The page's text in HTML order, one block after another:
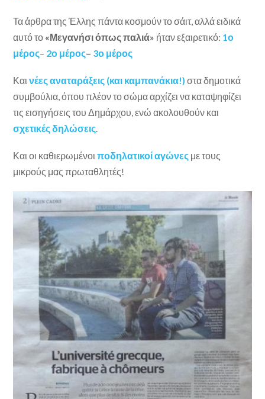
Τα άρθρα της Έλλης πάντα κοσμούν το σάιτ, αλλά ειδικά
αυτό το «Μεγανήσι όπως παλιά» ήταν εξαιρετικό: 1ο
μέρος– 2ο μέρος– 3ο μέρος
Καινέες αναταράξεις (και καμπανάκια!) στα δημοτικά
συμβούλια, όπου πλέον το σώμα αρχίζει να καταψηφίζει
τις εισηγήσεις του Δημάρχου, ενώ ακολουθούν και
σχετικές δηλώσεις.
Και οι καθιερωμένοιποδηλατικοί αγώνες με τους
μικρούς μας πρωταθλητές!